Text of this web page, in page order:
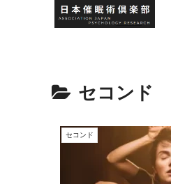
セコンド
セコンド